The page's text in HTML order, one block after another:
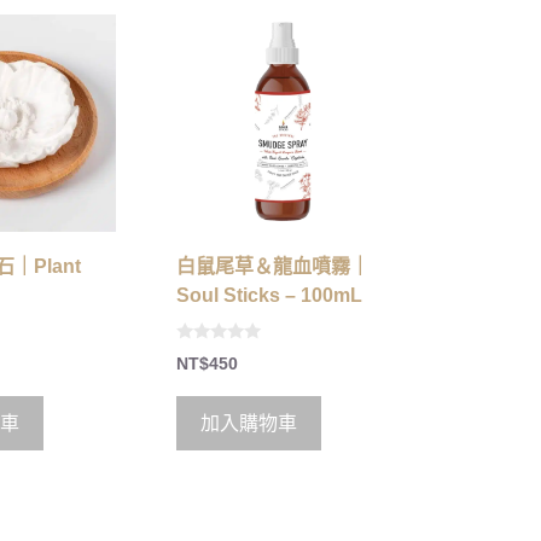
｜Plant
白鼠尾草＆龍血噴霧｜
Soul Sticks – 100mL
0
o
t
5
NT$450
加入購物車